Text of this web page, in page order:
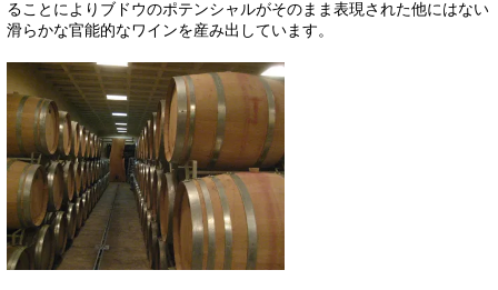
ることによりブドウのポテンシャルがそのまま表現された他にはない
滑らかな官能的なワインを産み出しています。